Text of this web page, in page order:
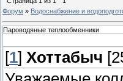
Форум » Водоснабжение и
Пароводяные теплообменники
[1] Хоттабыч